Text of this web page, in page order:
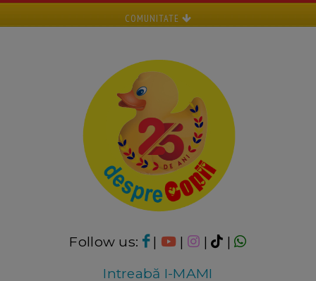
COMUNITATE
Follow us: | | |
|
Intreabă I-MAMI